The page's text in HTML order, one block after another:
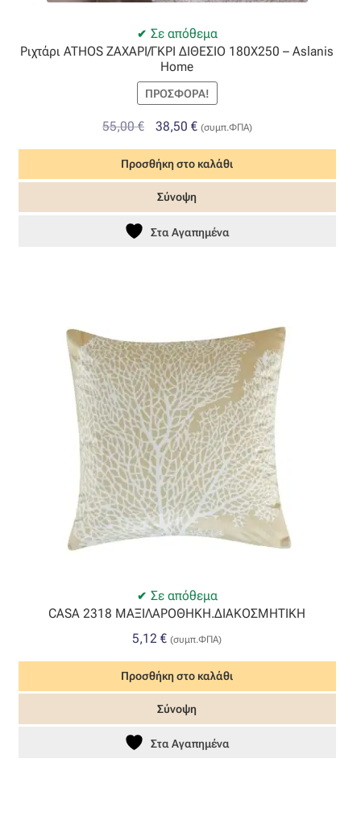
ΠΙΣΤΟΠΟΙΗΣΕΙΣ ΧΑΛΙΩΝ COLORE COLORI
Σε απόθεμα
Ριχτάρι ATHOS ΖΑΧΑΡΙ/ΓΚΡΙ ΔΙΘΕΣΙΟ 180Χ250 – Aslanis
Home
ΠΡΟΣΦΟΡΆ!
55,00€
Original
price
was:
55,00 €.
38,50 €Η
τρέχουσα
τιμή
είναι:
(συμπ.ΦΠΑ)
Προσθήκη στο καλάθι
Σύνοψη
Στα Αγαπημένα
Σε απόθεμα
CASA 2318 ΜΑΞΙΛΑΡΟΘΗΚΗ.ΔΙΑΚΟΣΜΗΤΙΚΗ
5,12€ (συμπ.ΦΠΑ)
Προσθήκη στο καλάθι
Σύνοψη
Στα Αγαπημένα